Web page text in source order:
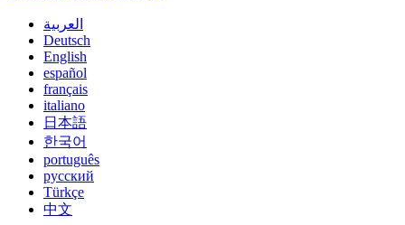
العربية
Deutsch
English
español
français
italiano
日本語
한국어
português
русский
Türkçe
中文